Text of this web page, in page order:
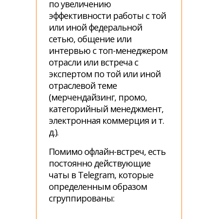
по увеличению
эффективности работы с той
или иной федеральной
сетью, общение или
интервью с топ-менеджером
отрасли или встреча с
экспертом по той или иной
отраслевой теме
(мерчендайзинг, промо,
категорийный менеджмент,
электронная коммерция и т.
д.).
Помимо офлайн-встреч, есть
постоянно действующие
чаты в Telegram, которые
определенным образом
сгруппированы: